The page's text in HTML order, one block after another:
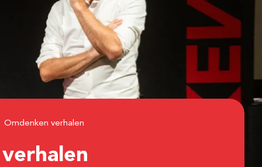
Omdenken verhalen
verhalen